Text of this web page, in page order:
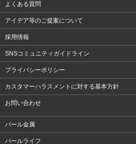
よくある質問
アイデア等のご提案について
採用情報
SNSコミュニティガイドライン
プライバシーポリシー
カスタマーハラスメントに対する基本方針
お問い合わせ
パール金属
パールライフ